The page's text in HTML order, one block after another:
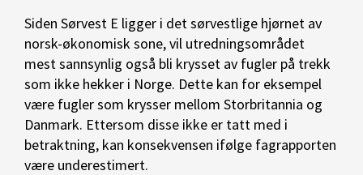
Siden Sørvest E ligger i det sørvestlige hjørnet av
norsk-økonomisk sone, vil utredningsområdet
mest sannsynlig også bli krysset av fugler på trekk
som ikke hekker i Norge. Dette kan for eksempel
være fugler som krysser mellom Storbritannia og
Danmark. Ettersom disse ikke er tatt med i
betraktning, kan konsekvensen ifølge fagrapporten
være underestimert.